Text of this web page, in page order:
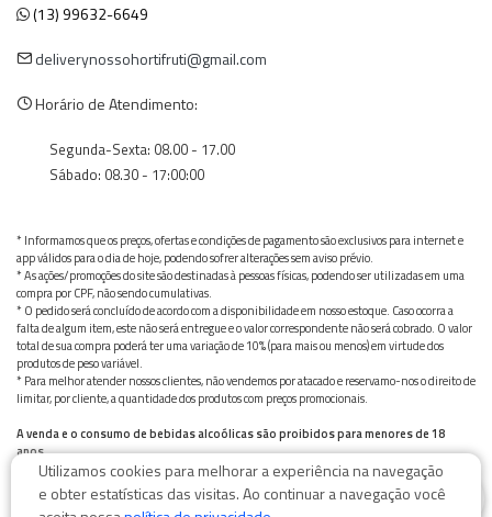
(13) 99632-6649
deliverynossohortifruti@gmail.com
Horário de Atendimento:
Segunda-Sexta: 08.00 - 17.00
Sábado: 08.30 - 17:00:00
* Informamos que os preços, ofertas e condições de pagamento são exclusivos para internet e
app válidos para o dia de hoje, podendo sofrer alterações sem aviso prévio.
* As ações/promoções do site são destinadas à pessoas físicas, podendo ser utilizadas em uma
compra por CPF, não sendo cumulativas.
* O pedido será concluído de acordo com a disponibilidade em nosso estoque. Caso ocorra a
falta de algum item, este não será entregue e o valor correspondente não será cobrado. O valor
total de sua compra poderá ter uma variação de 10% (para mais ou menos) em virtude dos
produtos de peso variável.
* Para melhor atender nossos clientes, não vendemos por atacado e reservamo-nos o direito de
limitar, por cliente, a quantidade dos produtos com preços promocionais.
A venda e o consumo de bebidas alcoólicas são proibidos para menores de 18
anos.
Bebida alcoólica pode causar dependência química e, em excesso, provoca graves males à saúde.
Beba com moderação
Utilizamos cookies para melhorar a experiência na navegação
e obter estatísticas das visitas. Ao continuar a navegação você